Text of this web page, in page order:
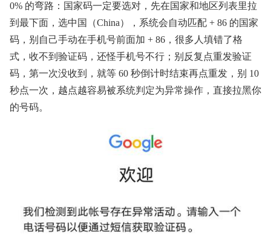
0% 的弯路：国家码一定要选对，先在国家和地区列表里拉
到最下面，选中国（China），系统会自动匹配 + 86 的国家
码，别自己手动在手机号前面加 + 86，很多人填错了格
式，收不到验证码，还怪手机号不行；别反复点重发验证
码，第一次没收到，就等 60 秒倒计时结束再点重发，别 10
秒点一次，越点越容易被系统判定为异常操作，直接拉黑你
的号码。